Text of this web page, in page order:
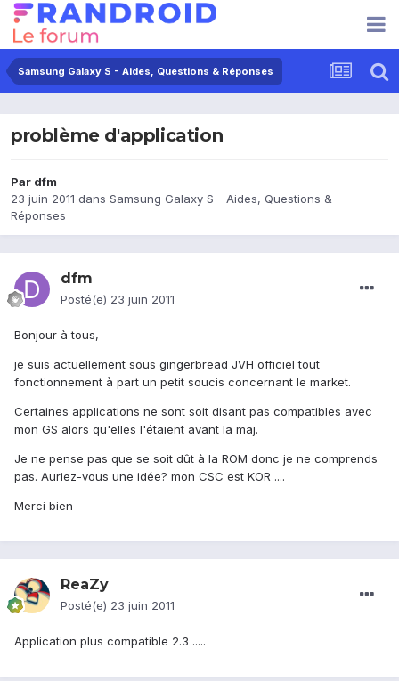
Samsung Galaxy S - Aides, Questions & Réponses
problème d'application
Par dfm
23 juin 2011 dans Samsung Galaxy S - Aides, Questions &
Réponses
dfm
Posté(e) 23 juin 2011
Bonjour à tous,
je suis actuellement sous gingerbread JVH officiel tout
fonctionnement à part un petit soucis concernant le market.
Certaines applications ne sont soit disant pas compatibles avec
mon GS alors qu'elles l'étaient avant la maj.
Je ne pense pas que se soit dût à la ROM donc je ne comprends
pas. Auriez-vous une idée? mon CSC est KOR ....
Merci bien
ReaZy
Posté(e) 23 juin 2011
Application plus compatible 2.3 .....